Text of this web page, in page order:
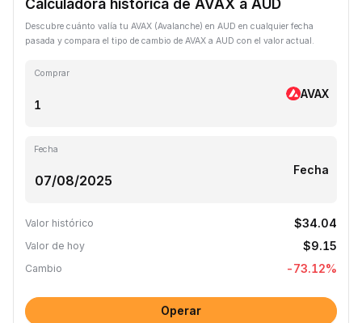
Descubre cuánto valía tu AVAX (Avalanche) en AUD en cualquier fecha
pasada y compara el tipo de cambio de AVAX a AUD con el valor actual.
Comprar
AVAX
Fecha
Fecha
Valor histórico $34.04
Valor de hoy $9.15
Cambio -73.12%
Operar